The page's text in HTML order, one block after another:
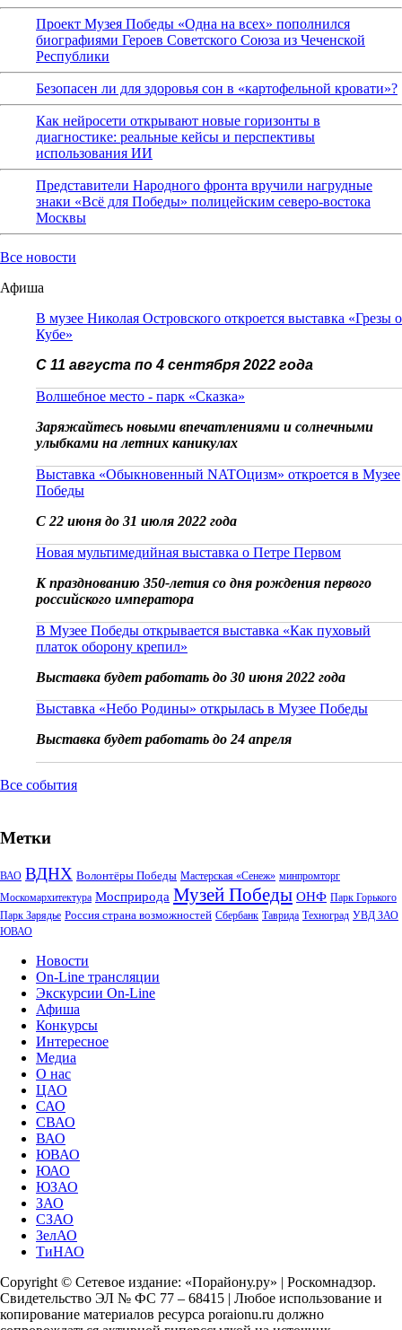
Проект Музея Победы «Одна на всех» пополнился
биографиями Героев Советского Союза из Чеченской
Республики
Безопасен ли для здоровья сон в «картофельной кровати»?
Как нейросети открывают новые горизонты в
диагностике: реальные кейсы и перспективы
использования ИИ
Представители Народного фронта вручили нагрудные
знаки «Всё для Победы» полицейским северо-востока
Москвы
Все новости
Афиша
В музее Николая Островского откроется выставка «Грезы о
Кубе»
С 11 августа по 4 сентября 2022 года
Волшебное место - парк «Сказка»
Заряжайтесь новыми впечатлениями и солнечными
улыбками на летних каникулах
Выставка «Обыкновенный NATOцизм» откроется в Музее
Победы
С 22 июня до 31 июля 2022 года
Новая мультимедийная выставка о Петре Первом
К празднованию 350-летия со дня рождения первого
российского императора
В Музее Победы открывается выставка «Как пуховый
платок оборону крепил»
Выставка будет работать до 30 июня 2022 года
Выставка «Небо Родины» открылась в Музее Победы
Выставка будет работать до 24 апреля
Все события
Метки
ВАО ВДНХ Волонтёры Победы Мастерская «Сенеж» минпромторг
Москомархитектура Мосприрода Музей Победы ОНФ Парк Горького
Парк Зарядье Россия страна возможностей Сбербанк Таврида Техноград УВД ЗАО
ЮВАО
Новости
On-Line трансляции
Экскурсии On-Line
Афиша
Конкурсы
Интересное
Медиа
О нас
ЦАО
САО
СВАО
ВАО
ЮВАО
ЮАО
ЮЗАО
ЗАО
СЗАО
ЗелАО
ТиНАО
Copyright © Сетевое издание: «Порайону.ру» | Роскомнадзор.
Свидетельство ЭЛ № ФС 77 – 68415 | Любое использование и
копирование материалов ресурса poraionu.ru должно